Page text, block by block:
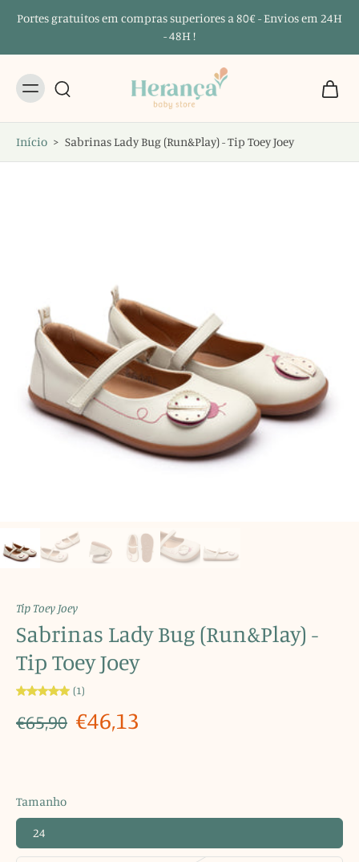
Portes gratuitos em compras superiores a 80€ - Envios em 24H
- 48H !
Início > Sabrinas Lady Bug (Run&Play) - Tip Toey Joey
Tip Toey Joey
Sabrinas Lady Bug (Run&Play) -
Tip Toey Joey
(1)
€65,90 €46,13
Tamanho
24